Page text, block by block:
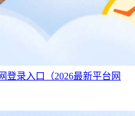
登录入口（2026最新平台网